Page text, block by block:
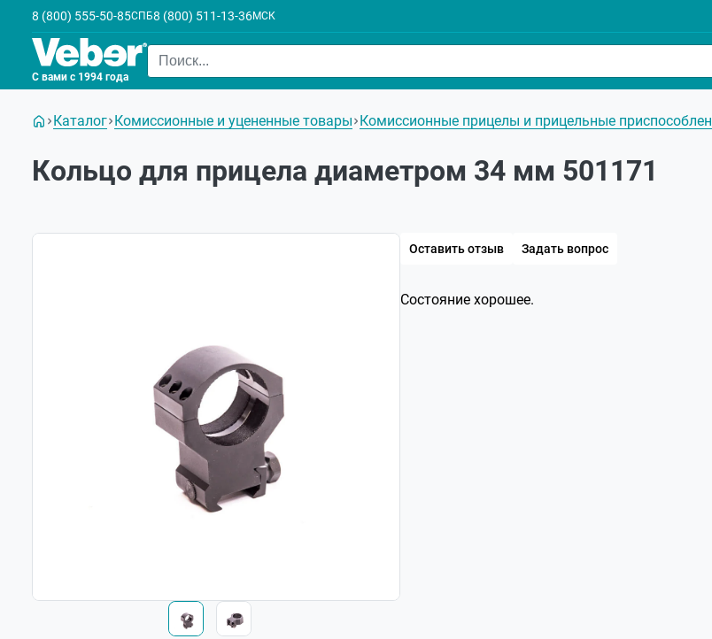
8 (800) 555-50-85СПБ8 (800) 511-13-36МСК
С вами с 1994 года
Каталог Комиссионные и уцененные товары Комиссионные прицелы и прицельные
Кольцо для прицела диаметром 34 мм 501171
Оставить отзыв Задать вопрос
Состояние хорошее.